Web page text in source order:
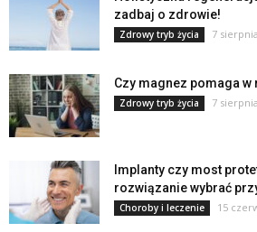
zadbaj o zdrowie!
Zdrowy tryb życia 7
Czy magnez pomaga
Zdrowy tryb życia 7
Implanty czy most
rozwiązanie wybrać
Choroby i leczenie 15